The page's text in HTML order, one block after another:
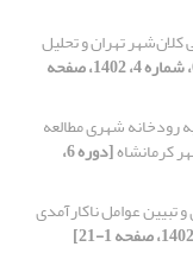
تهران و تحلیل
[دوره 6، شماره 4، 1402، صفحه
رودخانه شهری مطالعه
کرمانشاه [دوره 6،
عوامل ناکارآمدی